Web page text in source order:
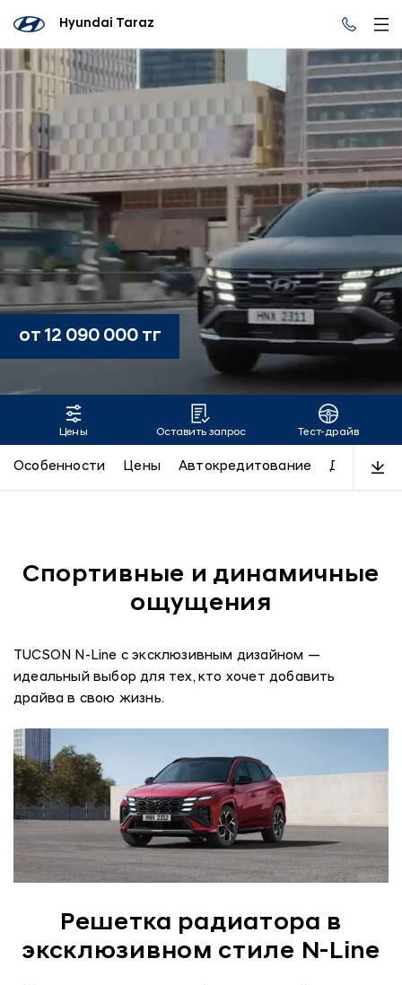
Hyundai Taraz
TUCSON
от 12 090 000 тг
Цены Оставить запрос Тест-драйв
Особенности Цены Автокредитование Дизайн
Спортивные и динамичные
ощущения
TUCSON N-Line с эксклюзивным дизайном —
идеальный выбор для тех, кто хочет добавить
драйва в свою жизнь.
Решетка радиатора в
эксклюзивном стиле N-Line